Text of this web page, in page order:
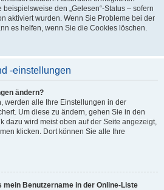
den „Gelesen“-Status – sofern
aktiviert wurden. Wenn Sie Probleme bei der
es helfen, wenn Sie die Cookies löschen.
-einstellungen
ändern?
werden alle Ihre Einstellungen in der
Um diese zu ändern, gehen Sie in den
dazu wird meist oben auf der Seite angezeigt,
klicken. Dort können Sie alle Ihre
Benutzername in der Online-Liste